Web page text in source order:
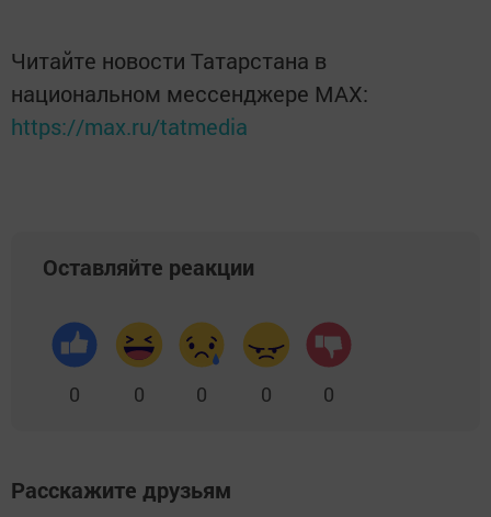
Читайте новости Татарстана в
национальном мессенджере MАХ:
https://max.ru/tatmedia
Оставляйте реакции
0 0 0 0 0
Расскажите друзьям